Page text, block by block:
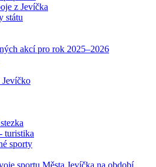
z Jevíčka
státu
akcí pro rok 2025–2026
turistika
sporty
sportu Města Jevíčka na období